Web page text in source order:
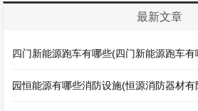
最新文章
四门新能源跑车有哪些(四门新能源跑车有
园恒能源有哪些消防设施(恒源消防器材有